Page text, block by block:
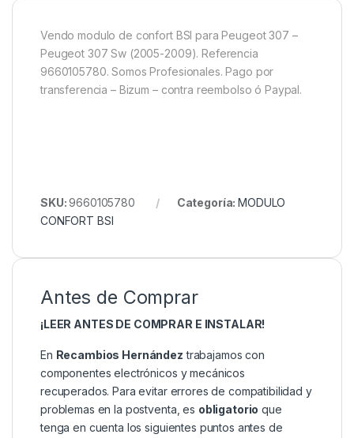
Vendo modulo de confort BSI para Peugeot 307 –
Peugeot 307 Sw (2005-2009). Referencia
9660105780. Somos Profesionales. Pago por
transferencia – Bizum – contra reembolso ó Paypal.
SKU:9660105780 Categoría:MODULO
CONFORT BSI
Antes de Comprar
¡LEER ANTES DE COMPRAR E INSTALAR!
En Recambios Hernández trabajamos con
componentes electrónicos y mecánicos
recuperados. Para evitar errores de compatibilidad y
problemas en la postventa, es obligatorio que
tenga en cuenta los siguientes puntos antes de